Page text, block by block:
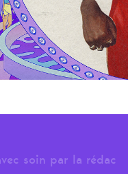
soin par la rédac